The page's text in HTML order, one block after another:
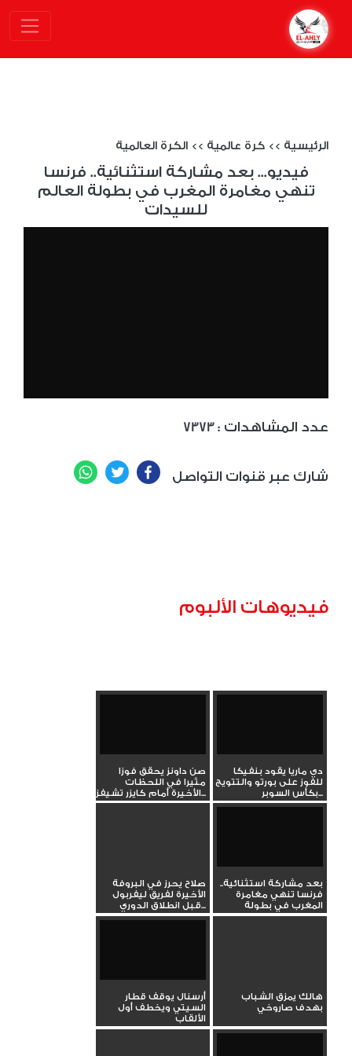
الرئيسية >> كرة عالمية >> الكرة العالمية
فيديو... بعد مشاركة استثنائية.. فرنسا
تنهي مغامرة المغرب في بطولة العالم
للسيدات
7373 : عدد المشاهدات
شارك عبر قنوات التواصل Facebook
Twitter
فيديوهات الألبوم
دي ماريا يقود بنفيكا
للفوز على بورتو والتتويج
بكأس السوبر...
صن داونز يحقق فوزا
مثيرا في اللحظات
الأخيرة أمام كايزر تشيفز...
بعد مشاركة استثنائية..
فرنسا تنهي مغامرة
المغرب في بطولة
العالم...
صلاح يحرز في البروفة
الأخيرة لفريق ليفربول
قبل انطلاق الدوري...
هالك يمزق الشباب
بهدف صاروخي
أرسنال يوقف قطار
السيتي ويخطف أول
الألقاب